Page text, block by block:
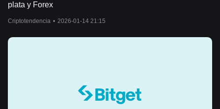
plata y Forex
Criptotendencia • 2026-01-14 21:15